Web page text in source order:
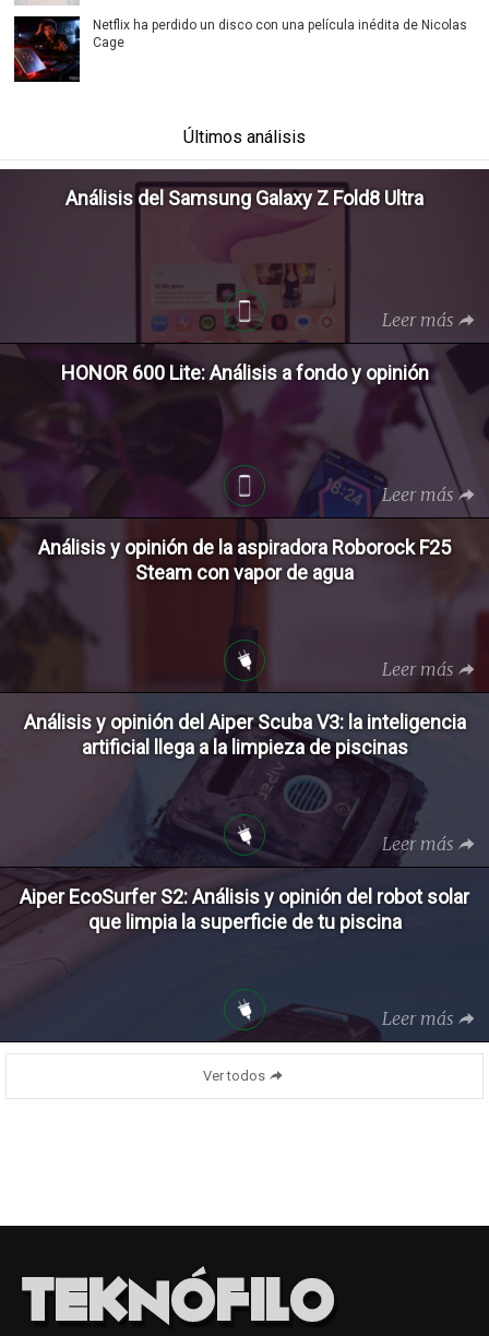
Netflix ha perdido un disco con una película inédita de Nicolas
Cage
Últimos análisis
Análisis del Samsung Galaxy Z Fold8 Ultra
Leer más
HONOR 600 Lite: Análisis a fondo y opinión
Leer más
Análisis y opinión de la aspiradora Roborock F25
Steam con vapor de agua
Leer más
Análisis y opinión del Aiper Scuba V3: la inteligencia
artificial llega a la limpieza de piscinas
Leer más
Aiper EcoSurfer S2: Análisis y opinión del robot solar
que limpia la superficie de tu piscina
Leer más
Ver todos